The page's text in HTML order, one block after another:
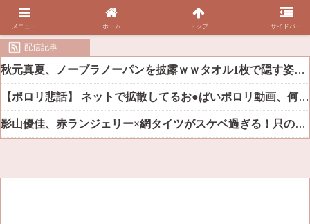
配信記事
秋元真夏、ノーブラノーパンを披露ｗｗタオル1枚で隠す姿がほぼA●女優・・
【ポロリ悲話】 ネットで拡散してるお●ぱいポロリ動画、何故か叩かれる・・・
影山優佳、赤ランジェリー×網タイツがスケベ過ぎる！只の痴女だろ・・・
メニュー ホーム トップ サイドバー